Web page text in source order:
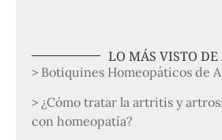
LO MÁS VISTO DE
> Botiquines Homeopáticos de
> ¿Cómo tratar la artritis y
con homeopatía?